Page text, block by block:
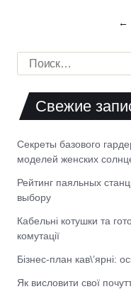
←
Свежие
Секреты базового
моделей женских
Рейтинг паяльных
выбору
Кабельні котушки та
комутації
Бізнес-план кав\’ярні:
Як висловити свої